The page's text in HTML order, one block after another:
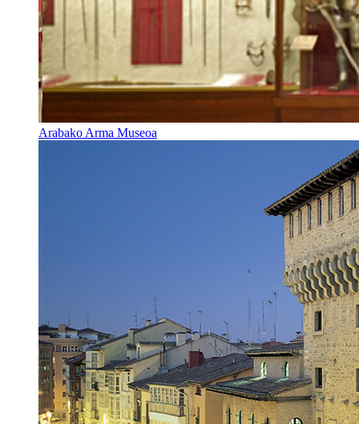
Arabako Arma Museoa